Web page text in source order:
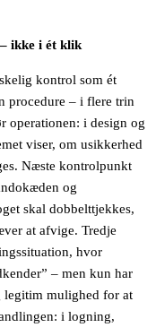
ikke i ét klik
kontrol som ét
procedure – i flere trin
operationen: i design og
viser, om usikkerhed
Næste kontrolpunkt
og
skal dobbelttjekkes,
at afvige. Tredje
hvor
– men kun har
mulighed for at
i logning,